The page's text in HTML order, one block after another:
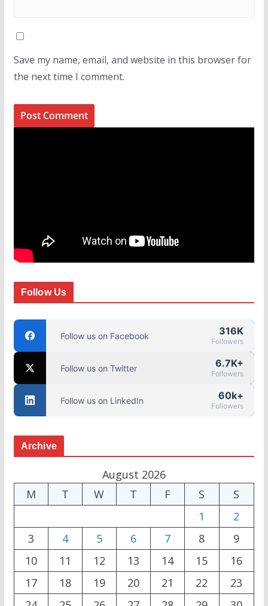
Save my name, email, and website in this browser for
the next time I comment.
Follow Us
Follow us on Facebook 316K
Followers
Follow us on Twitter 6.7K+
Followers
Follow us on LinkedIn 60k+
Followers
Archive
August 2026
M
T W T F S
S
1
2
3
4 5 6 7 8
9
10
11 12 13 14 15
16
17
18 19 20 21 22
23